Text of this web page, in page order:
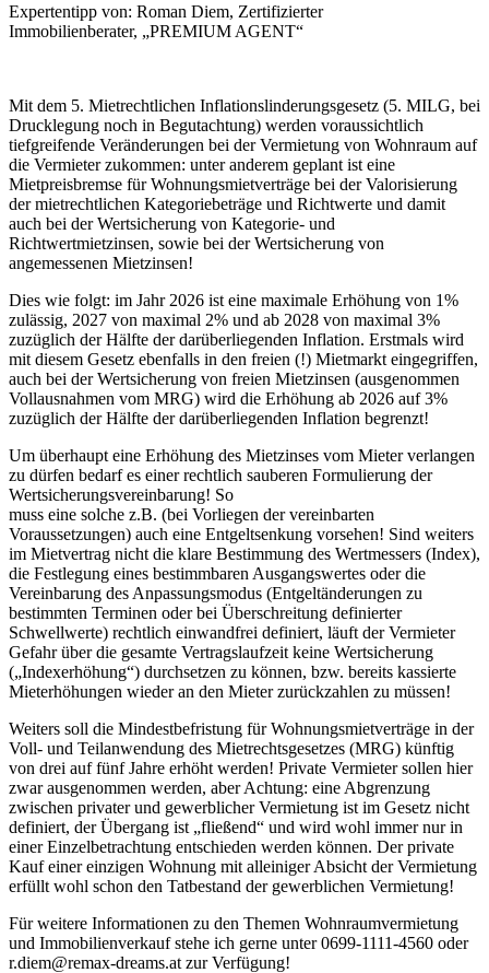
Expertentipp von: Roman Diem, Zertifizierter
Immobilienberater, „PREMIUM AGENT“
Mit dem 5. Mietrechtlichen Inflationslinderungsgesetz (5. MILG, bei
Drucklegung noch in Begutachtung) werden voraussichtlich
tiefgreifende Veränderungen bei der Vermietung von Wohnraum auf
die Vermieter zukommen: unter anderem geplant ist eine
Mietpreisbremse für Wohnungsmietverträge bei der Valorisierung
der mietrechtlichen Kategoriebeträge und Richtwerte und damit
auch bei der Wertsicherung von Kategorie- und
Richtwertmietzinsen, sowie bei der Wertsicherung von
angemessenen Mietzinsen!
Dies wie folgt: im Jahr 2026 ist eine maximale Erhöhung von 1%
zulässig, 2027 von maximal 2% und ab 2028 von maximal 3%
zuzüglich der Hälfte der darüberliegenden Inflation. Erstmals wird
mit diesem Gesetz ebenfalls in den freien (!) Mietmarkt eingegriffen,
auch bei der Wertsicherung von freien Mietzinsen (ausgenommen
Vollausnahmen vom MRG) wird die Erhöhung ab 2026 auf 3%
zuzüglich der Hälfte der darüberliegenden Inflation begrenzt!
Um überhaupt eine Erhöhung des Mietzinses vom Mieter verlangen
zu dürfen bedarf es einer rechtlich sauberen Formulierung der
Wertsicherungsvereinbarung! So
muss eine solche z.B. (bei Vorliegen der vereinbarten
Voraussetzungen) auch eine Entgeltsenkung vorsehen! Sind weiters
im Mietvertrag nicht die klare Bestimmung des Wertmessers (Index),
die Festlegung eines bestimmbaren Ausgangswertes oder die
Vereinbarung des Anpassungsmodus (Entgeltänderungen zu
bestimmten Terminen oder bei Überschreitung definierter
Schwellwerte) rechtlich einwandfrei definiert, läuft der Vermieter
Gefahr über die gesamte Vertragslaufzeit keine Wertsicherung
(„Indexerhöhung“) durchsetzen zu können, bzw. bereits kassierte
Mieterhöhungen wieder an den Mieter zurückzahlen zu müssen!
Weiters soll die Mindestbefristung für Wohnungsmietverträge in der
Voll- und Teilanwendung des Mietrechtsgesetzes (MRG) künftig
von drei auf fünf Jahre erhöht werden! Private Vermieter sollen hier
zwar ausgenommen werden, aber Achtung: eine Abgrenzung
zwischen privater und gewerblicher Vermietung ist im Gesetz nicht
definiert, der Übergang ist „fließend“ und wird wohl immer nur in
einer Einzelbetrachtung entschieden werden können. Der private
Kauf einer einzigen Wohnung mit alleiniger Absicht der Vermietung
erfüllt wohl schon den Tatbestand der gewerblichen Vermietung!
Für weitere Informationen zu den Themen Wohnraumvermietung
und Immobilienverkauf stehe ich gerne unter 0699-1111-4560 oder
r.diem@remax-dreams.at zur Verfügung!